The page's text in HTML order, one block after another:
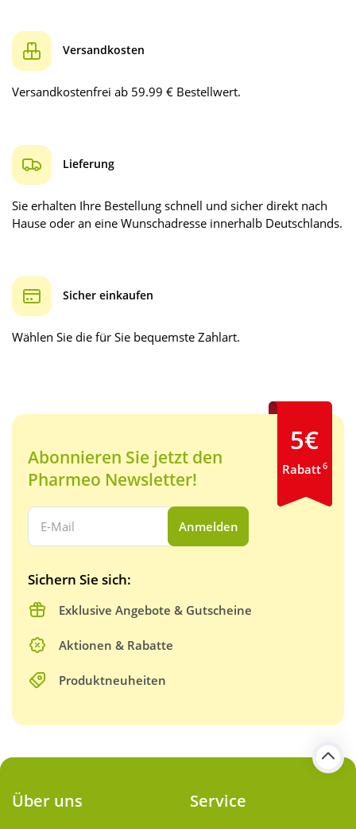
Versandkosten
Versandkostenfrei ab 59.99 € Bestellwert.
Lieferung
Sie erhalten Ihre Bestellung schnell und sicher direkt nach
Hause oder an eine Wunschadresse innerhalb Deutschlands.
Sicher einkaufen
Wählen Sie die für Sie bequemste Zahlart.
Abonnieren Sie jetzt den
Pharmeo Newsletter!
Ihre E-Mail Adresse:
Anmelden
Sichern Sie sich:
Exklusive Angebote & Gutscheine
Aktionen & Rabatte
Produktneuheiten
5€
Rabatt6
Über uns Service